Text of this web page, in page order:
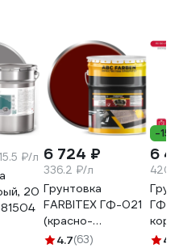
₽/л
20
6 724 ₽
336.2 ₽/л
Грунтовка
FARBITEX ГФ-021
(красно-
коричневый; 20
4.7(63)
-15%
6
ГФ-
1 4.8